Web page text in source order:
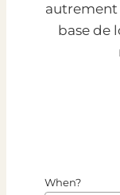
autrement
base de